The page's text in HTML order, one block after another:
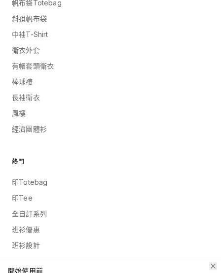
帆布袋Totebag
斜孭帆布袋
中袖T-Shirt
衛衣外套
有帽套頭衛衣
棒球褸
長袖衛衣
風褸
經濟團體衫
熱門
印Totebag
印Tee
全自訂系列
班衫優惠
班衫設計
常用布料
開始使用前